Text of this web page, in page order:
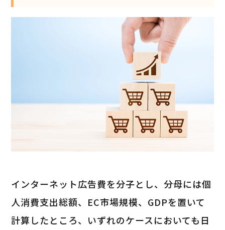
インターネット広告費を分子とし、分母には個
人消費支出総額、EC市場規模、GDPを置いて
計算したところ、いずれのケースにおいても日